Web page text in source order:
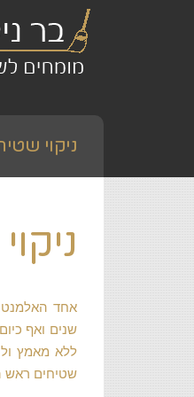
ניקוי
אחד
שנים ואף
ללא מאמץ
שטיחים ראש